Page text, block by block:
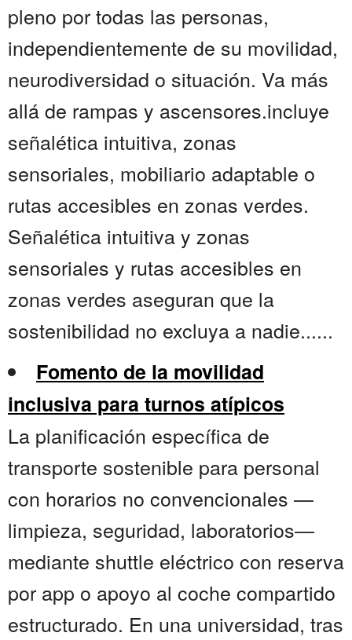
pleno por todas las personas,
independientemente de su movilidad,
neurodiversidad o situación. Va más
allá de rampas y ascensores.incluye
señalética intuitiva, zonas
sensoriales, mobiliario adaptable o
rutas accesibles en zonas verdes.
Señalética intuitiva y zonas
sensoriales y rutas accesibles en
zonas verdes aseguran que la
sostenibilidad no excluya a nadie......
Fomento de la movilidad
inclusiva para turnos atípicos
La planificación específica de
transporte sostenible para personal
con horarios no convencionales —
limpieza, seguridad, laboratorios—
mediante shuttle eléctrico con reserva
por app o apoyo al coche compartido
estructurado. En una universidad, tras